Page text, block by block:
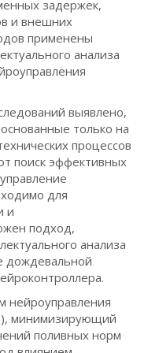
задержек,
и внешних
применены
анализа
выявлено,
только на
процессов
поиск эффективных
для
и
подход,
анализа
дождевальной
нейроуправления
минимизирующий
поливных норм